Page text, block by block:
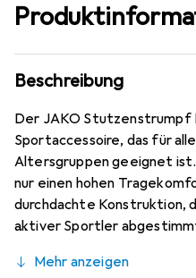
Beschreibung
Der JAKO Stutzenstrumpf
Sportaccessoire, das für
Altersgruppen geeignet
nur einen hohen
durchdachte Konstruktion,
aktiver Sportler
Struktur am Knöchel
Mehr anzeigen